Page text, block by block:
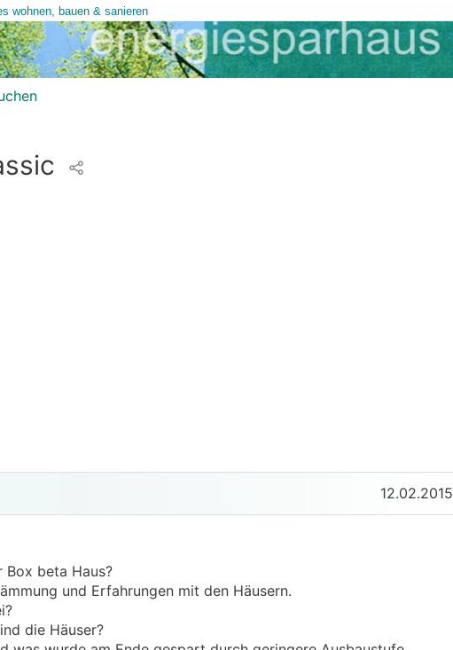
12.02.2015
Box beta Haus?
und Erfahrungen mit den Häusern.
die Häuser?